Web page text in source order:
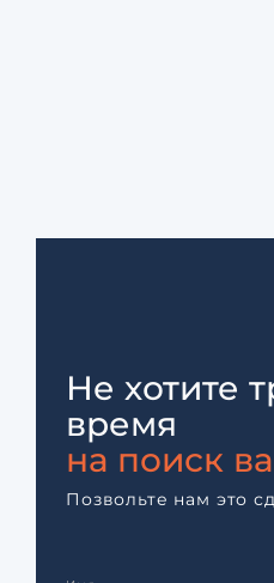
Не хотите
время
на поиск
Позвольте нам это